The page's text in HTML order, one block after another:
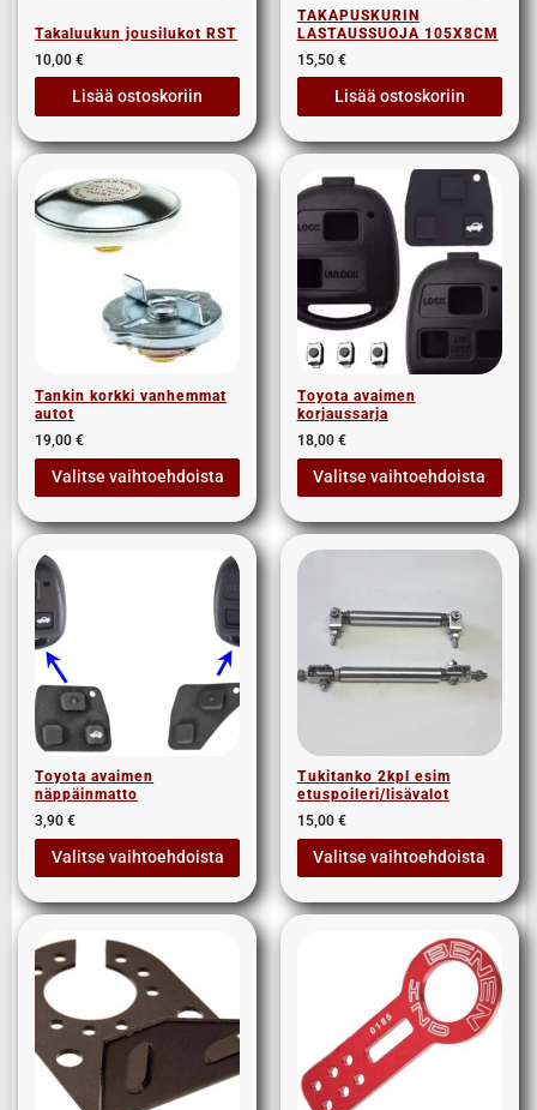
Takaluukun jousilukot RST
10,00€
Lisää ostoskoriin
TAKAPUSKURIN
LASTAUSSUOJA 105X8CM
15,50 €
Lisää ostoskoriin
Tankin korkki vanhemmat
autot
19,00€
Valitse vaihtoehdoista
Toyota avaimen
korjaussarja
18,00 €
Valitse vaihtoehdoista
Toyota avaimen
näppäinmatto
3,90€
Valitse vaihtoehdoista
Tukitanko 2kpl esim
etuspoileri/lisävalot
15,00 €
Valitse vaihtoehdoista